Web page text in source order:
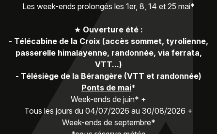
Les week-ends prolongés les 1er, 8, 14 et 25 mai*
★ Ouverture été :
- Télécabine de la Croix (accès sommet, tyrolienne,
passerelle himalayenne, randonnée, via ferrata,
VTT...)
- Télésiège de la Bérangère (VTT et randonnée)
Ponts de mai*
Week-ends de juin* +
Tous les jours du 04/07/2026 au 30/08/2026 +
Week-ends de septembre*